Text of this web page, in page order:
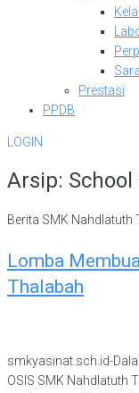
Prestasi
PPDB
LOGIN
Arsip: School
Berita SMK Nahdlatuth
Lomba
Thalabah
smkyasinat.sch.id-
OSIS SMK Nahdlatuth